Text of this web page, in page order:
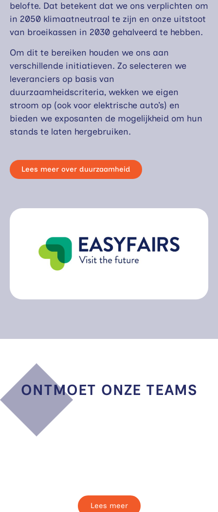
belofte. Dat betekent dat we ons verplichten om
in 2050 klimaatneutraal te zijn en onze uitstoot
van broeikassen in 2030 gehalveerd te hebben.
Om dit te bereiken houden we ons aan
verschillende initiatieven. Zo selecteren we
leveranciers op basis van
duurzaamheidscriteria, wekken we eigen
stroom op (ook voor elektrische auto’s) en
bieden we exposanten de mogelijkheid om hun
stands te laten hergebruiken.
Lees meer over duurzaamheid
ONTMOET ONZE TEAMS
Lees meer